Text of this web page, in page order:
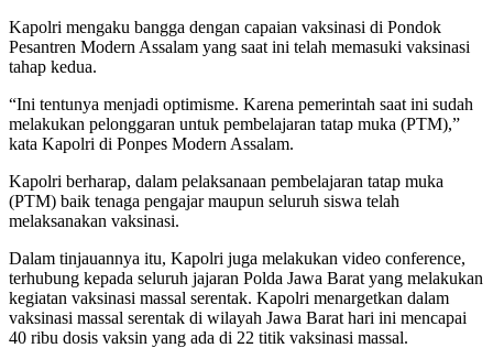
Kapolri mengaku bangga dengan capaian vaksinasi di Pondok
Pesantren Modern Assalam yang saat ini telah memasuki vaksinasi
tahap kedua.
“Ini tentunya menjadi optimisme. Karena pemerintah saat ini sudah
melakukan pelonggaran untuk pembelajaran tatap muka (PTM),”
kata Kapolri di Ponpes Modern Assalam.
Kapolri berharap, dalam pelaksanaan pembelajaran tatap muka
(PTM) baik tenaga pengajar maupun seluruh siswa telah
melaksanakan vaksinasi.
Dalam tinjauannya itu, Kapolri juga melakukan video conference,
terhubung kepada seluruh jajaran Polda Jawa Barat yang melakukan
kegiatan vaksinasi massal serentak. Kapolri menargetkan dalam
vaksinasi massal serentak di wilayah Jawa Barat hari ini mencapai
40 ribu dosis vaksin yang ada di 22 titik vaksinasi massal.